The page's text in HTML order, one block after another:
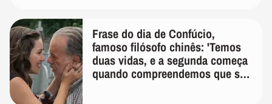
Frase do dia de Confúcio,
famoso filósofo chinês: 'Temos
duas vidas, e a segunda começa
quando compreendemos que só